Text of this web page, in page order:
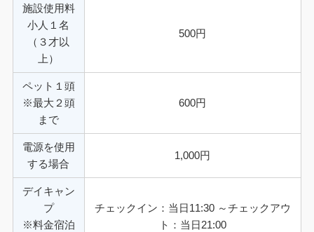
施設使用料
小人１名
（３才以
上）
500円
ペット１頭
※最大２頭
まで
600円
電源を使用
する場合
1,000円
デイキャン
プ
※料金宿泊
チェックイン：当日11:30 ～チェックアウ
ト：当日21:00